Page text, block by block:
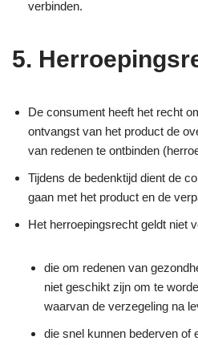
verbinden.
5.
De consument heeft het recht
ontvangst van het product de
van redenen te ontbinden
Tijdens de bedenktijd dient de
gaan met het product en de
Het herroepingsrecht geldt niet
die om redenen van
niet geschikt zijn om te
waarvan de verzegeling na
die snel kunnen bederven of